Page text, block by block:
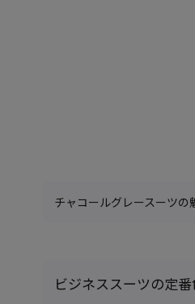
チャコールグレースーツ
ビジネススーツの定番